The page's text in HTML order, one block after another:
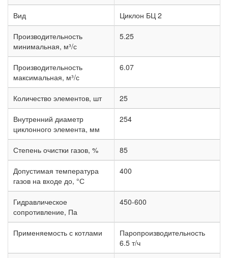
Вид Циклон БЦ 2
Производительность
минимальная, м³/с
5.25
Производительность
максимальная, м³/с
6.07
Количество элементов, шт 25
Внутренний диаметр
циклонного элемента, мм
254
Степень очистки газов, % 85
Допустимая температура
газов на входе до, °С
400
Гидравлическое
сопротивление, Па
450-600
Применяемость с котлами
Паропроизводительность
6.5 т/ч